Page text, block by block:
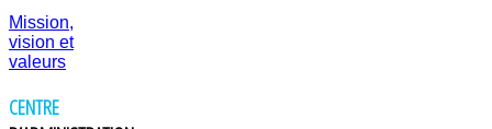
Mission,
vision et
valeurs
CENTRE